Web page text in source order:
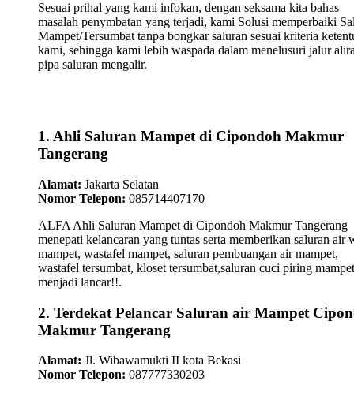
Sesuai prihal yang kami infokan, dengan seksama kita bahas
masalah penymbatan yang terjadi, kami Solusi memperbaiki
Mampet/Tersumbat tanpa bongkar saluran sesuai kriteria
kami, sehingga kami lebih waspada dalam menelusuri jalur
pipa saluran mengalir.
1. Ahli Saluran Mampet di Cipondoh Makmur
Tangerang
Alamat: Jakarta Selatan
Nomor Telepon: 085714407170
ALFA Ahli Saluran Mampet di Cipondoh Makmur Tangerang
menepati kelancaran yang tuntas serta memberikan saluran air
mampet, wastafel mampet, saluran pembuangan air mampet,
wastafel tersumbat, kloset tersumbat,saluran cuci piring mampet
menjadi lancar!!.
2. Terdekat Pelancar Saluran air Mampet
Makmur Tangerang
Alamat: Jl. Wibawamukti II kota Bekasi
Nomor Telepon: 087777330203